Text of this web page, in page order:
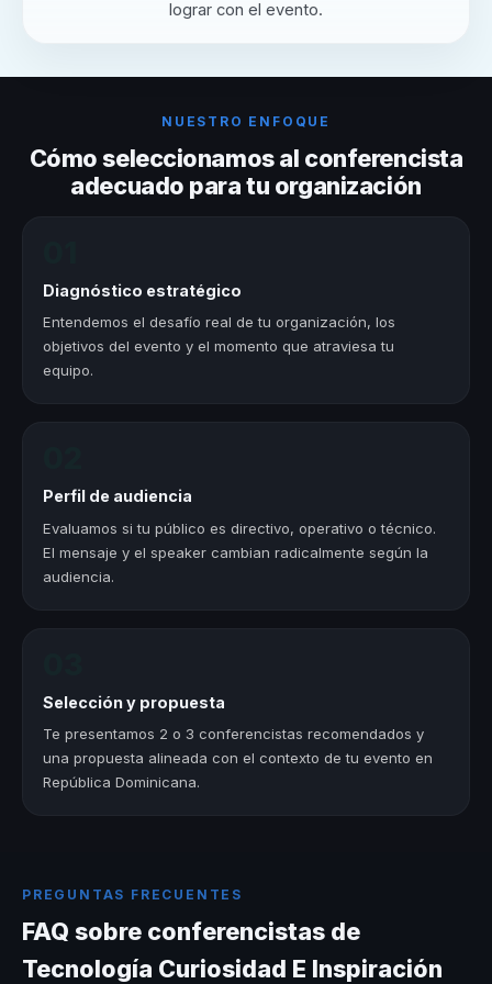
lograr con el evento.
NUESTRO ENFOQUE
Cómo seleccionamos al conferencista
adecuado para tu organización
Diagnóstico estratégico
Entendemos el desafío real de tu organización, los
objetivos del evento y el momento que atraviesa tu
equipo.
Perfil de audiencia
Evaluamos si tu público es directivo, operativo o técnico.
El mensaje y el speaker cambian radicalmente según la
audiencia.
Selección y propuesta
Te presentamos 2 o 3 conferencistas recomendados y
una propuesta alineada con el contexto de tu evento en
República Dominicana.
PREGUNTAS FRECUENTES
FAQ sobre conferencistas de
Tecnología Curiosidad E Inspiración